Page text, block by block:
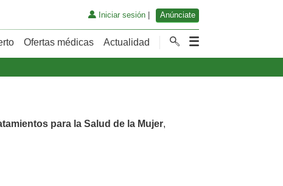
Iniciar sesión| Anúnciate
Ofertas médicas Actualidad
para la Salud de la Mujer,